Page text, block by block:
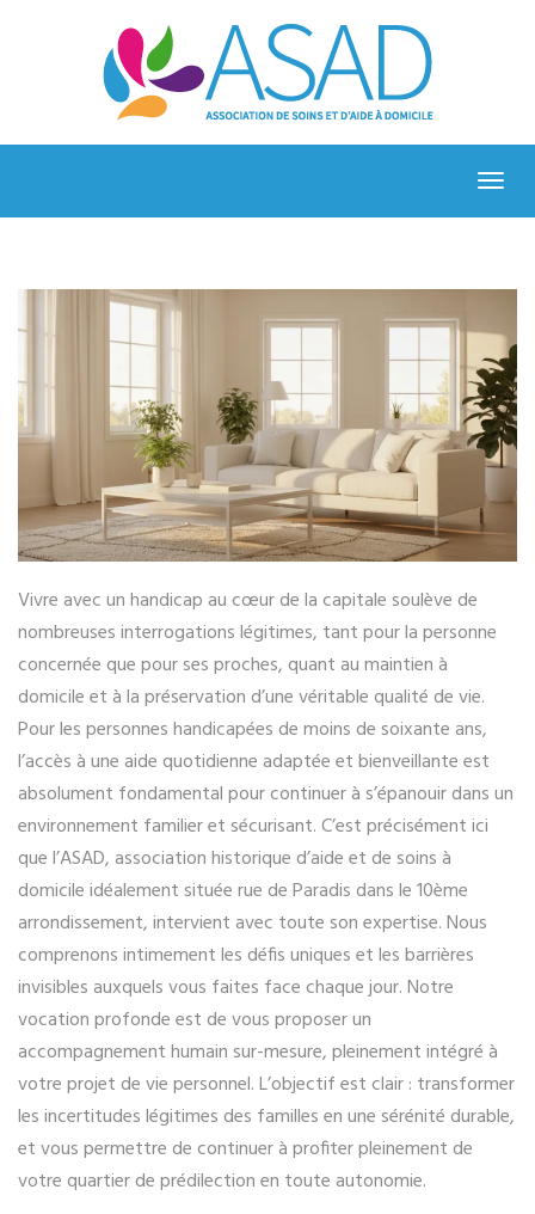
Vivre avec un handicap au cœur de la capitale soulève de
nombreuses interrogations légitimes, tant pour la personne
concernée que pour ses proches, quant au maintien à
domicile et à la préservation d’une véritable qualité de vie.
Pour les personnes handicapées de moins de soixante ans,
l’accès à une aide quotidienne adaptée et bienveillante est
absolument fondamental pour continuer à s’épanouir dans un
environnement familier et sécurisant. C’est précisément ici
que l’ASAD, association historique d’aide et de soins à
domicile idéalement située rue de Paradis dans le 10ème
arrondissement, intervient avec toute son expertise. Nous
comprenons intimement les défis uniques et les barrières
invisibles auxquels vous faites face chaque jour. Notre
vocation profonde est de vous proposer un
accompagnement humain sur-mesure, pleinement intégré à
votre projet de vie personnel. L’objectif est clair : transformer
les incertitudes légitimes des familles en une sérénité durable,
et vous permettre de continuer à profiter pleinement de
votre quartier de prédilection en toute autonomie.